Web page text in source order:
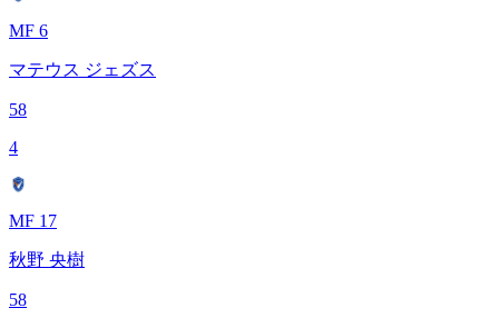
MF 6
マテウス ジェズス
58
4
MF 17
秋野 央樹
58